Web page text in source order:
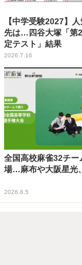
【中学受験2027】
先は…四谷大塚「第
定テスト」結果
2026.7.16
全国高校麻雀32チー
場…麻布や大阪星光
2026.8.5